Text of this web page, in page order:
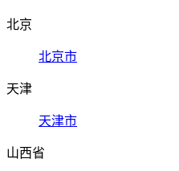
北京
北京市
天津
天津市
山西省